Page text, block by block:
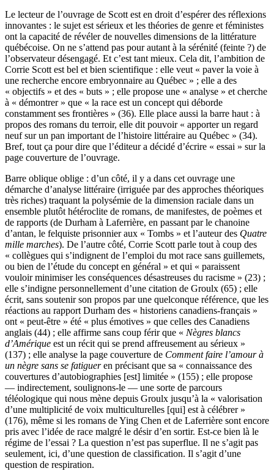
Le lecteur de l’ouvrage de Scott est en droit d’espérer des réflexions
innovantes : le sujet est sérieux et les théories de genre et féministes
ont la capacité de révéler de nouvelles dimensions de la littérature
québécoise. On ne s’attend pas pour autant à la sérénité (feinte ?) de
l’observateur désengagé. Et c’est tant mieux. Cela dit, l’ambition de
Corrie Scott est bel et bien scientifique : elle veut « paver la voie à
une recherche encore embryonnaire au Québec » ; elle a des
« objectifs » et des « buts » ; elle propose une « analyse » et cherche
à « démontrer » que « la race est un concept qui déborde
constamment ses frontières » (36). Elle place aussi la barre haut : à
propos des romans du terroir, elle dit pouvoir « apporter un regard
neuf sur un pan important de l’histoire littéraire au Québec » (34).
Bref, tout ça pour dire que l’éditeur a décidé d’écrire « essai » sur la
page couverture de l’ouvrage.
Barre oblique oblige : d’un côté, il y a dans cet ouvrage une
démarche d’analyse littéraire (irriguée par des approches théoriques
très riches) traquant la polysémie de la dimension raciale dans un
ensemble plutôt hétéroclite de romans, de manifestes, de poèmes et
de rapports (de Durham à Laferrière, en passant par le chanoine
d’antan, le felquiste prisonnier aux « Tombs » et l’auteur des Quatre
mille marches). De l’autre côté, Corrie Scott parle tout à coup des
« collègues qui s’indignent de l’emploi du mot race sans guillemets,
ou bien de l’étude du concept en général » et qui « paraissent
vouloir minimiser les conséquences désastreuses du racisme » (23) ;
elle s’indigne personnellement d’une citation de Groulx (65) ; elle
écrit, sans soutenir son propos par une quelconque référence, que les
réactions au rapport Durham des « historiens canadiens-français »
ont « peut-être » été « plus émotives » que celles des Canadiens
anglais (44) ; elle affirme sans coup férir que « Nègres blancs
d’Amérique est un récit qui se prend affreusement au sérieux »
(137) ; elle analyse la page couverture de Comment faire l’amour à
un nègre sans se fatigueren précisant que sa « connaissance des
couvertures d’autobiographies [est] limitée » (155) ; elle propose
— indirectement, soulignons-le — une sorte de parcours
téléologique qui nous mène depuis Groulx jusqu’à la « valorisation
d’une multiplicité de voix multiculturelles [qui] est à célébrer »
(176), même si les romans de Ying Chen et de Laferrière sont encore
pris avec l’idée de race malgré le désir d’en sortir. Est-ce bien là le
régime de l’essai ? La question n’est pas superflue. Il ne s’agit pas
seulement, ici, d’une question de classification. Il s’agit d’une
question de respiration.